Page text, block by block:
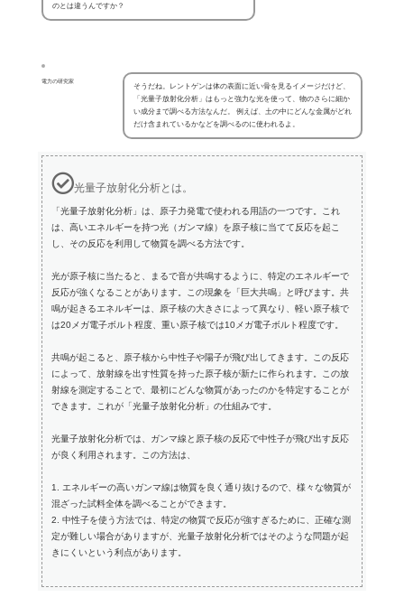
のとは違うんですか？
電力の研究家
そうだね。レントゲンは体の表面に近い骨を見るイメージだけど、
「光量子放射化分析」はもっと強力な光を使って、物のさらに細か
い成分まで調べる方法なんだ。 例えば、土の中にどんな金属がどれ
だけ含まれているかなどを調べるのに使われるよ。
光量子放射化分析とは。
「光量子放射化分析」は、原子力発電で使われる用語の一つです。これ
は、高いエネルギーを持つ光（ガンマ線）を原子核に当てて反応を起こ
し、その反応を利用して物質を調べる方法です。
光が原子核に当たると、まるで音が共鳴するように、特定のエネルギーで
反応が強くなることがあります。この現象を「巨大共鳴」と呼びます。共
鳴が起きるエネルギーは、原子核の大きさによって異なり、軽い原子核で
は20メガ電子ボルト程度、重い原子核では10メガ電子ボルト程度です。
共鳴が起こると、原子核から中性子や陽子が飛び出してきます。この反応
によって、放射線を出す性質を持った原子核が新たに作られます。この放
射線を測定することで、最初にどんな物質があったのかを特定することが
できます。これが「光量子放射化分析」の仕組みです。
光量子放射化分析では、ガンマ線と原子核の反応で中性子が飛び出す反応
が良く利用されます。この方法は、
1. エネルギーの高いガンマ線は物質を良く通り抜けるので、様々な物質が
混ざった試料全体を調べることができます。
2. 中性子を使う方法では、特定の物質で反応が強すぎるために、正確な測
定が難しい場合がありますが、光量子放射化分析ではそのような問題が起
きにくいという利点があります。